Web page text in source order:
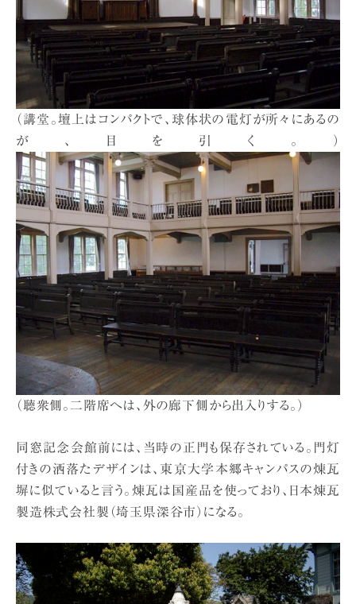
（講堂。壇上はコンパクトで、球体状の電灯が所々にあるの
が、目を引く。）
（聴衆側。二階席へは、外の廊下側から出入りする。）
同窓記念会館前には、当時の正門も保存されている。門灯
付きの洒落たデザインは、東京大学本郷キャンパスの煉瓦
塀に似ていると言う。煉瓦は国産品を使っており、日本煉瓦
製造株式会社製（埼玉県深谷市）になる。